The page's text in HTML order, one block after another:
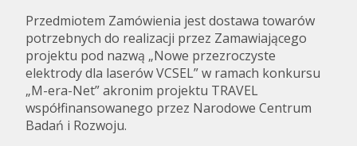
Przedmiotem Zamówienia jest dostawa towarów
potrzebnych do realizacji przez Zamawiającego
projektu pod nazwą „Nowe przezroczyste
elektrody dla laserów VCSEL” w ramach konkursu
„M-era-Net” akronim projektu TRAVEL
współfinansowanego przez Narodowe Centrum
Badań i Rozwoju.